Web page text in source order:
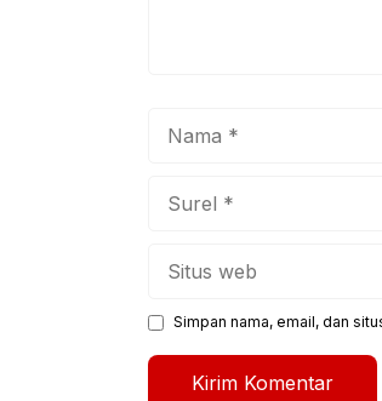
Simpan nama, email, dan